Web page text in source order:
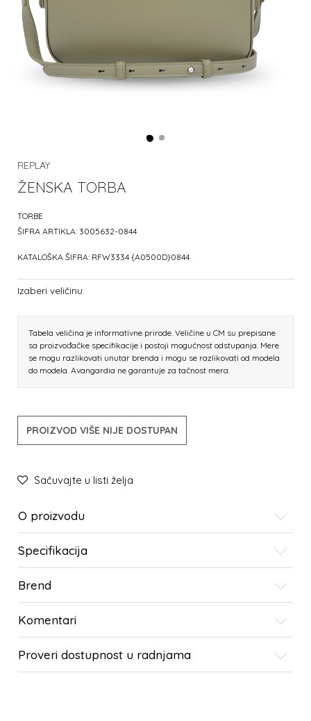
REPLAY
ŽENSKA TORBA
TORBE
ŠIFRA ARTIKLA: 3005632-0844
KATALOŠKA ŠIFRA: RFW3334 {A0500D}0844
Izaberi veličinu:
Tabela veličina je informativne prirode. Veličine u CM su prepisane
sa proizvođačke specifikacije i postoji mogućnost odstupanja. Mere
se mogu razlikovati unutar brenda i mogu se razlikovati od modela
do modela. Avangardia ne garantuje za tačnost mera.
PROIZVOD VIŠE NIJE DOSTUPAN
Sačuvajte u listi želja
O proizvodu
Specifikacija
Brend
Komentari
Proveri dostupnost u radnjama